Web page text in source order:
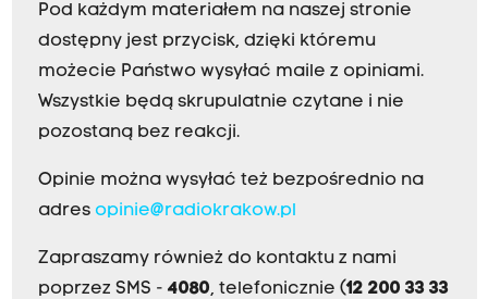
Pod każdym materiałem na naszej stronie
dostępny jest przycisk, dzięki któremu
możecie Państwo wysyłać maile z opiniami.
Wszystkie będą skrupulatnie czytane i nie
pozostaną bez reakcji.
Opinie można wysyłać też bezpośrednio na
adres opinie@radiokrakow.pl
Zapraszamy również do kontaktu z nami
poprzez SMS - 4080, telefonicznie (12 200 33 33